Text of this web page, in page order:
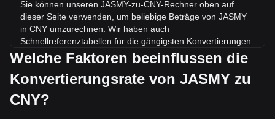
Sie können unseren JASMY-zu-CNY-Rechner oben auf
dieser Seite verwenden, um beliebige Beträge von JASMY
in CNY umzurechnen. Wir haben auch
Schnellreferenztabellen für die gängigsten Konvertierungen
beigefügt. Beispielsweise entsprechen 5 CNY 184.25
JASMY, während 5 JASMY etwa 0.1357CNY kosten.
Was ist der höchste Kurs von JASMY/CNY aller
Zeiten?
Welche Faktoren beeinflussen die
Konvertierungsrate von JASMY zu
CNY?